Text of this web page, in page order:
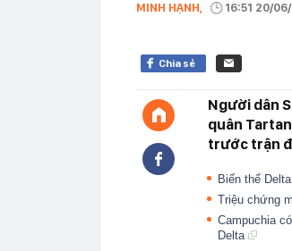
MINH HẠNH, 16:51 20/
Chia sẻ
Người dân
quân
trước trận
Biến thể
Triệu chứng
Campuchia
Delta